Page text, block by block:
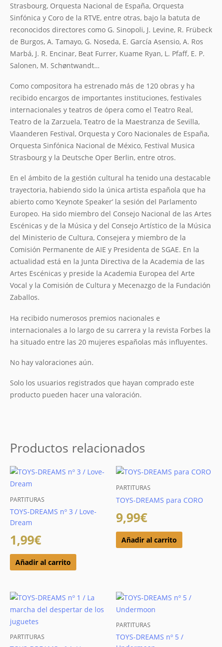
Strasbourg, Orquesta Nacional de España, Orquesta
Sinfónica y Coro de la RTVE, entre otras, bajo la batuta de
reconocidos directores como G. Sinopoli, J. Levine, R. Frübeck
de Burgos, A. Tamayo, G. Noseda, E. García Asensio, A. Ros
Marbá, J. R. Encinar, Beat Furrer, Kuame Ryan, L. Pfaff, E. P.
Salonen, M. Schøntwandt…
Como compositora ha estrenado más de 120 obras y ha
recibido encargos de importantes instituciones, festivales
internacionales y teatros de ópera como el Teatro Real,
Teatro de la Zarzuela, Teatro de la Maestranza de Sevilla,
Vlaanderen Festival, Orquesta y Coro Nacionales de España,
Orquesta Sinfónica Nacional de México, Festival Musica
Strasbourg y la Deutsche Oper Berlin, entre otros.
En el ámbito de la gestión cultural ha tenido una destacable
trayectoria, habiendo sido la única artista española que ha
abierto como ‘Keynote Speaker’ la sesión del Parlamento
Europeo. Ha sido miembro del Consejo Nacional de las Artes
Escénicas y de la Música y del Consejo Artístico de la Música
del Ministerio de Cultura, Consejera y miembro de la
Comisión Permanente de AIE y Presidenta de SGAE. En la
actualidad está en la Junta Directiva de la Academia de las
Artes Escénicas y preside la Academia Europea del Arte
Vocal y la Comisión de Cultura y Mecenazgo de la Fundación
Zaballos.
Ha recibido numerosos premios nacionales e
internacionales a lo largo de su carrera y la revista Forbes la
ha situado entre las 20 mujeres españolas más influyentes.
No hay valoraciones aún.
Solo los usuarios registrados que hayan comprado este
producto pueden hacer una valoración.
Productos relacionados
PARTITURAS
TOYS-DREAMS nº 3 / Love-
Dream
1,99€
Añadir al carrito
PARTITURAS
TOYS-DREAMS para CORO
9,99€
Añadir al carrito
PARTITURAS
PARTITURAS
TOYS-DREAMS nº 5 /